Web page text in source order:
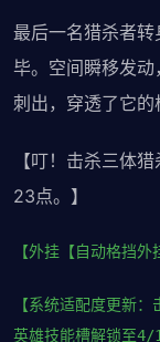
最后一名猎杀者
毕。空间瞬移发
刺出，穿透了它的
【叮！击杀三体
23点。】
【外挂【自动格挡外
【系统适配度更新
英雄技能槽解锁至4/